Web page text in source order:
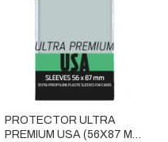
PROTECTOR ULTRA
PREMIUM USA (56X87 MM)